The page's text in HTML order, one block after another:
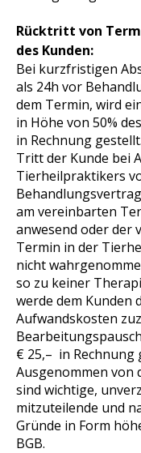
Rücktritt von
des Kunden:
Bei kurzfristigen
als 24h vor
dem Termin, wird
in Höhe von 50%
in Rechnung gestellt.
Tritt der Kunde bei
Tierheilpraktikers
am vereinbarten
anwesend oder der
Termin in der
nicht
so zu keiner
werde dem Kunden
Aufwandskosten
€ 25,– in Rechnung
Ausgenommen von
sind wichtige,
mitzuteilende und
Gründe in Form
BGB.